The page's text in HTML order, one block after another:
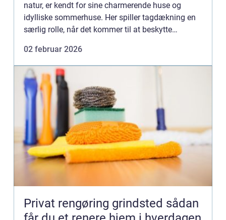
natur, er kendt for sine charmerende huse og
idylliske sommerhuse. Her spiller tagdækning en
særlig rolle, når det kommer til at beskytte
02 februar 2026
Privat rengøring grindsted sådan